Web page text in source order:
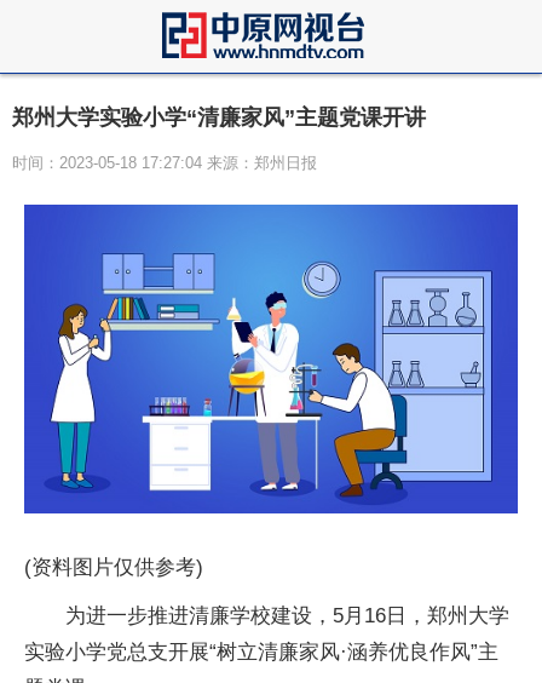
郑州大学实验小学“清廉家风”主题党课开讲
时间：2023-05-18 17:27:04 来源：郑州日报
(资料图片仅供参考)
为进一步推进清廉学校建设，5月16日，郑州大学
实验小学党总支开展“树立清廉家风·涵养优良作风”主